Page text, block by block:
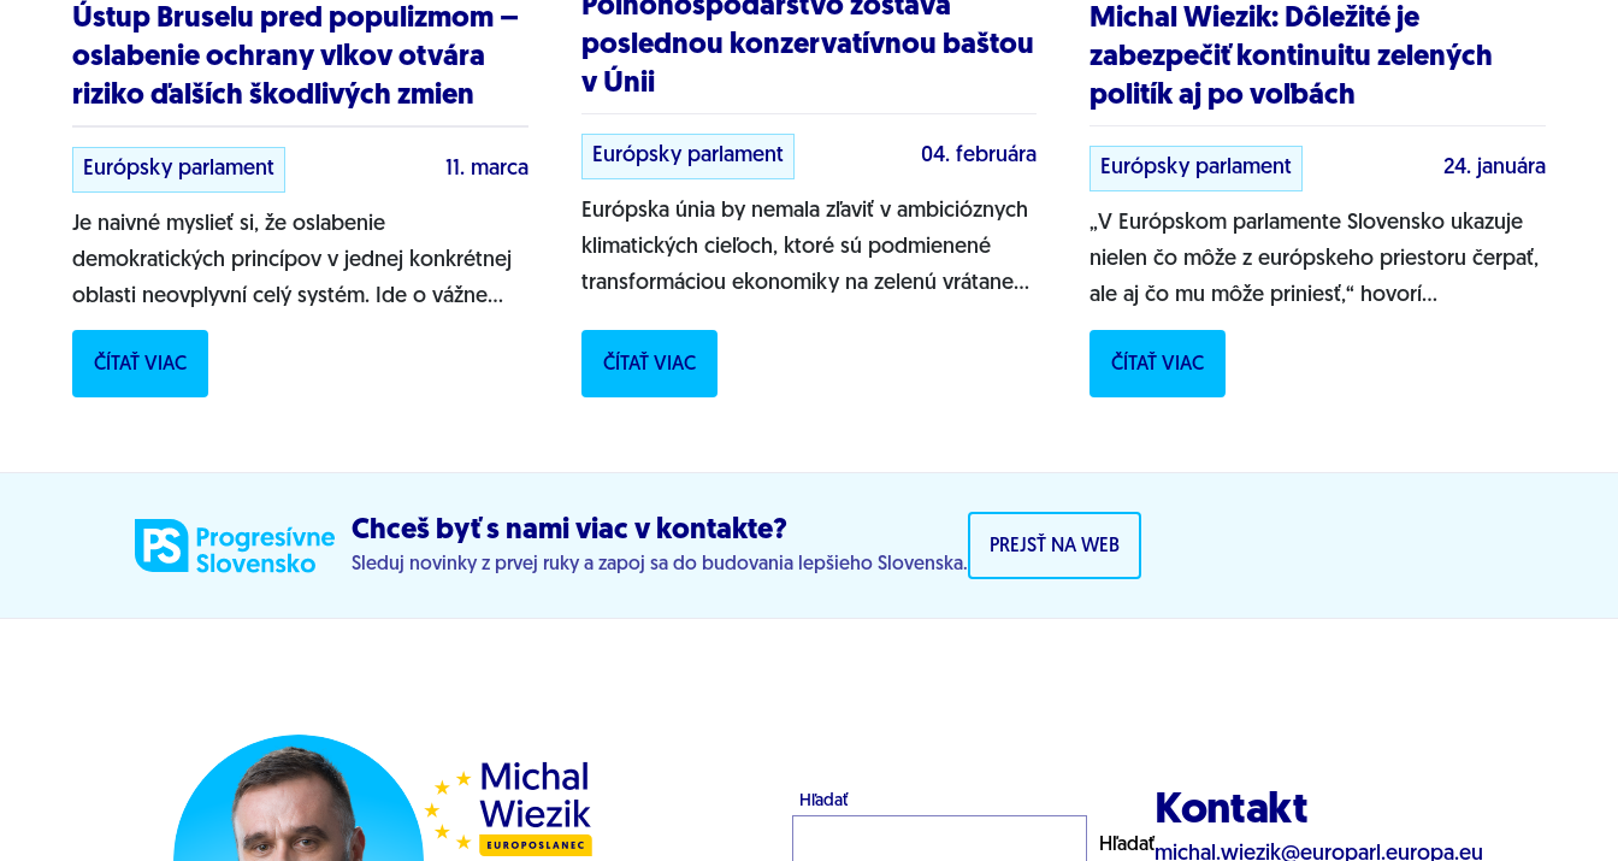
Ústup Bruselu pred populizmom –
oslabenie ochrany vlkov otvára
riziko ďalších škodlivých zmien
Európsky parlament 11. marca
Je naivné myslieť si, že oslabenie
demokratických princípov v jednej konkrétnej
oblasti neovplyvní celý systém. Ide o vážne
ohrozenie ochrany prírody a rozhodovacích...
ČÍTAŤ VIAC
Poľnohospodárstvo zostáva
poslednou konzervatívnou baštou
v Únii
Európsky parlament 04. februára
Európska únia by nemala zľaviť v ambicióznych
klimatických cieľoch, ktoré sú podmienené
transformáciou ekonomiky na zelenú vrátane
ČÍTAŤ VIAC
Michal Wiezik: Dôležité je
zabezpečiť kontinuitu zelených
politík aj po voľbách
Európsky parlament 24. januára
„V Európskom parlamente Slovensko ukazuje
nielen čo môže z európskeho priestoru čerpať,
ale aj čo mu môže priniesť,“ hovorí
europoslanec Michal Wiezik. Prečo Michal
Wiezik...
ČÍTAŤ VIAC
Chceš byť s nami viac v kontakte?
Sleduj novinky z prvej ruky a zapoj sa do budovania lepšieho Slovenska.
PREJSŤ NA WEB
Hľadať
Hľadať
Kontakt
michal.wiezik@europarl.europa.eu